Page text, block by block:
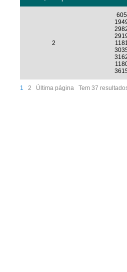
2
605
1 2 Última página Tem 37